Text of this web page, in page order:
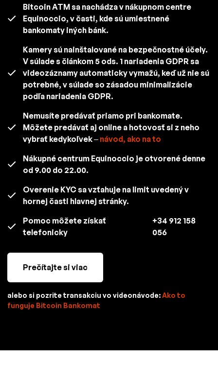
Bitcoin ATM sa nachádza v nákupnom centre
Equinoccio, v časti, kde sú umiestnené
bankomaty iných bánk.
Kamery sú nainštalované na bezpečnostné účely.
V súlade s článkom 5 ods. 1 nariadenia GDPR sa
videozáznamy automaticky vymažú, keď už nie sú
potrebné, v súlade so zásadou minimalizácie
podľa nariadenia GDPR.
Nemusíte predávať priamo pri bankomate.
Môžete predávať aj online a hotovosť si z neho
vybrať kedykoľvek – návod, ako na to
Nákupné centrum Equinoccio je otvorené denne
od 9.00 do 22.00.
Overenie KYC sa vzťahuje na limit uvedený v
hornej časti hlavnej stránky.
Pomoc môžete získať
telefonicky
+34 912 158
056
Prečítajte si viac
alebo si pozrite transakciu vo videonávode:Ako to
funguje Bitcoin Bankomat